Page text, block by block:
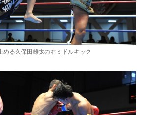
める久保田雄太の右ミドルキック